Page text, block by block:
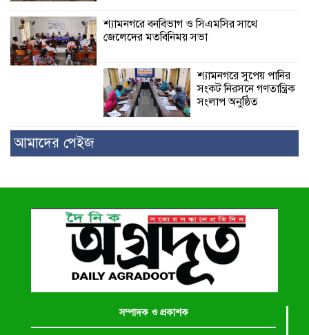
শ্যামনগরে বনবিভাগ ও সিএমসির সাথে
জেলেদের মতবিনিময় সভা
শ্যামনগরে সুপেয় পানির
সংকট নিরসনে গণতান্ত্রিক
সংলাপ অনুষ্ঠিত
আমাদের পেইজ
সম্পাদক ও প্রকাশক